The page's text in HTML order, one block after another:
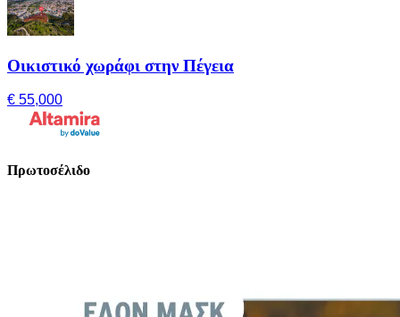
Οικιστικό χωράφι στην Πέγεια
€ 55,000
Πρωτοσέλιδο